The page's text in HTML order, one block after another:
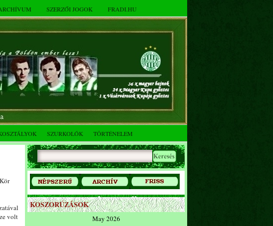
SZERZŐI JOGOK FRADI.HU
SZURKOLÓK TÖRTÉNELEM
volt
KOSZORÚZÁSOK
May 2026